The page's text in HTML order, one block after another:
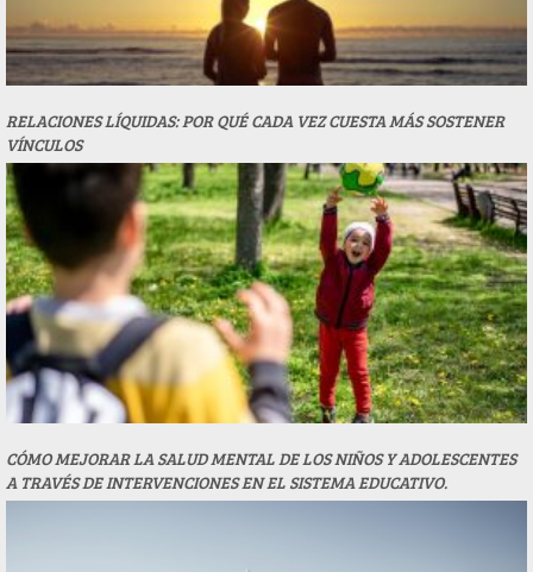
RELACIONES LÍQUIDAS: POR QUÉ CADA VEZ CUESTA MÁS SOSTENER
VÍNCULOS
CÓMO MEJORAR LA SALUD MENTAL DE LOS NIÑOS Y ADOLESCENTES
A TRAVÉS DE INTERVENCIONES EN EL SISTEMA EDUCATIVO.